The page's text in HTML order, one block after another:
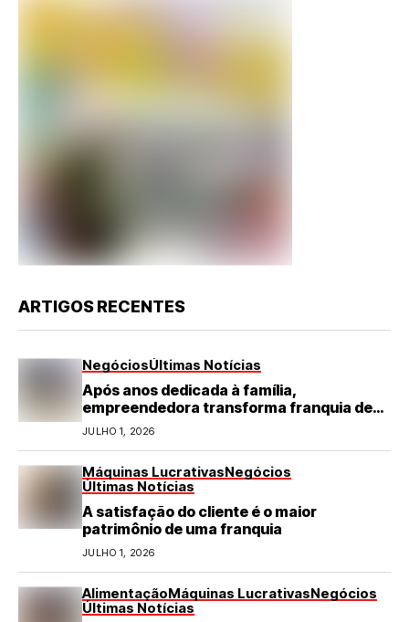
ARTIGOS RECENTES
NegóciosÚltimas Notícias
Após anos dedicada à família,
empreendedora transforma franquia de
turismo em negócio de destaque no RN
JULHO 1, 2026
Máquinas LucrativasNegócios
Últimas Notícias
A satisfação do cliente é o maior
patrimônio de uma franquia
JULHO 1, 2026
AlimentaçãoMáquinas LucrativasNegócios
Últimas Notícias